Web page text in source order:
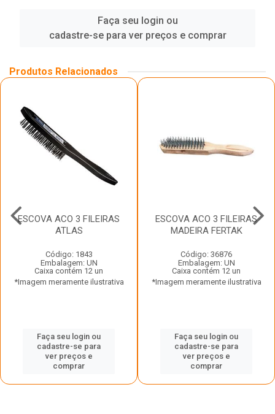
Faça seu login ou
cadastre-se para ver preços e comprar
Produtos Relacionados
ESCOVA ACO 3 FILEIRAS
ATLAS
Código: 1843
Embalagem: UN
Caixa contém 12 un
*Imagem meramente ilustrativa
Faça seu login ou
cadastre-se para
ver preços e
comprar
ESCOVA ACO 3 FILEIRAS
MADEIRA FERTAK
Código: 36876
Embalagem: UN
Caixa contém 12 un
*Imagem meramente ilustrativa
Faça seu login ou
cadastre-se para
ver preços e
comprar